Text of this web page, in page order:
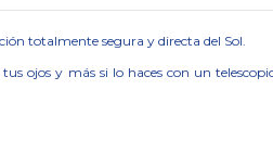
totalmente segura y directa del Sol.
ojos y más si lo haces con un